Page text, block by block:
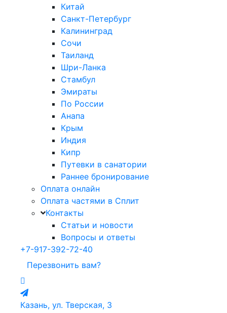
Китай
Санкт-Петербург
Калининград
Сочи
Таиланд
Шри-Ланка
Стамбул
Эмираты
По России
Анапа
Крым
Индия
Кипр
Путевки в санатории
Раннее бронирование
Оплата онлайн
Оплата частями в Сплит
Контакты
Статьи и новости
Вопросы и ответы
+7-917-392-72-40
Перезвонить вам?
Казань, ул. Тверская, 3